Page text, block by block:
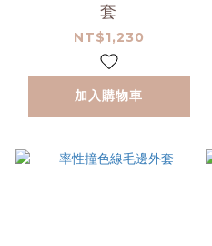
套
NT$1,230
加入購物車